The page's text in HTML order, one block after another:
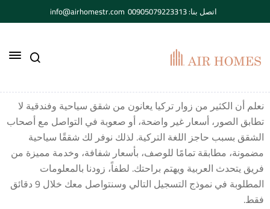
اتصل بنا: 00905079223313 info@airhomestr.com
نعلم أن الكثير من زوار تركيا يعانون من شقق سياحية وفندقية لا
تطابق الصور، أسعار غير واضحة، أو صعوبة في التواصل مع أصحاب
الشقق بسبب حاجز اللغة التركية. لذلك نوفر لك شققًا سياحية
مضمونة، مطابقة تمامًا للوصف، بأسعار شفافة، وخدمة مميزة من
فريق يتحدث العربية ويهتم براحتك. لطفاً، زودنا بالمعلومات
المطلوبة في نموذج التسجيل التالي وسنتواصل معك خلال 9 دقائق
فقط.